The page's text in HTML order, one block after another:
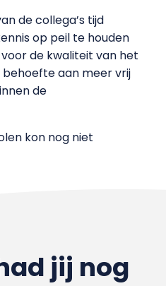
de collega’s tijd
op peil te houden
de kwaliteit van het
behoefte aan meer vrij
de
kon nog niet
jij nog